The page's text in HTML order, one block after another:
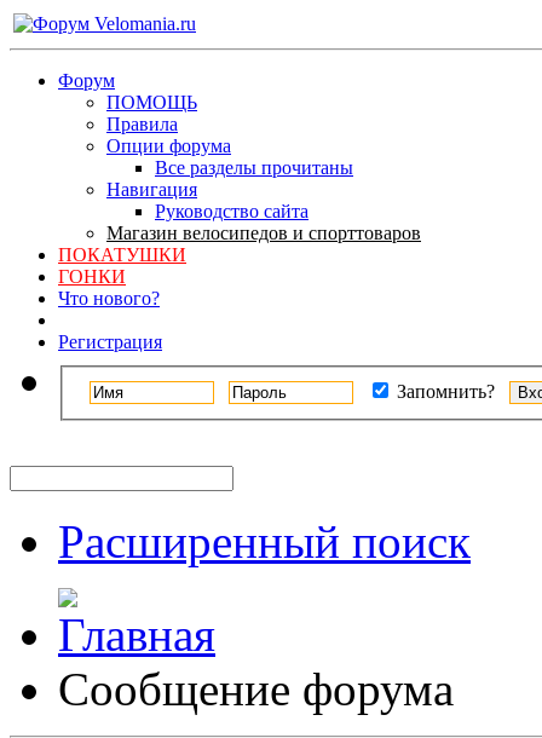
Форум
ПОМОЩЬ
Правила
Опции форума
Все разделы прочитаны
Навигация
Руководство сайта
Магазин велосипедов и спорттоваров
ПОКАТУШКИ
ГОНКИ
Что нового?
Регистрация
Запомнить?
Расширенный поиск
Сообщение форума